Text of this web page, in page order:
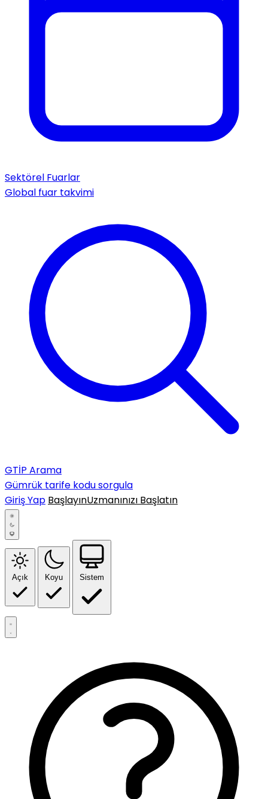
Sektörel Fuarlar
Global fuar takvimi
GTİP Arama
Gümrük tarife kodu sorgula
Giriş Yap BaşlayınUzmanınızı Başlatın
Açık Koyu Sistem